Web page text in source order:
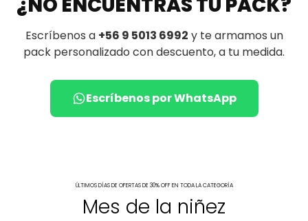
Escríbenos a +56 9 5013 6992 y te armamos un
pack personalizado con descuento, a tu medida.
Escríbenos por WhatsApp
ÚLTIMOS DÍAS DE OFERTAS DE 30% OFF EN TODA LA CATEGORÍA
Mes de la niñez